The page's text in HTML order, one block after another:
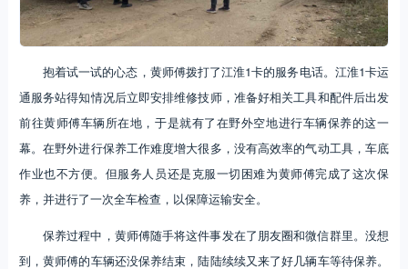
抱着试一试的心态，黄师傅拨打了江淮1卡的服务电话。江淮1卡运
通服务站得知情况后立即安排维修技师，准备好相关工具和配件后出发
前往黄师傅车辆所在地，于是就有了在野外空地进行车辆保养的这一
幕。在野外进行保养工作难度增大很多，没有高效率的气动工具，车底
作业也不方便。但服务人员还是克服一切困难为黄师傅完成了这次保
养，并进行了一次全车检查，以保障运输安全。
保养过程中，黄师傅随手将这件事发在了朋友圈和微信群里。没想
到，黄师傅的车辆还没保养结束，陆陆续续又来了好几辆车等待保养。